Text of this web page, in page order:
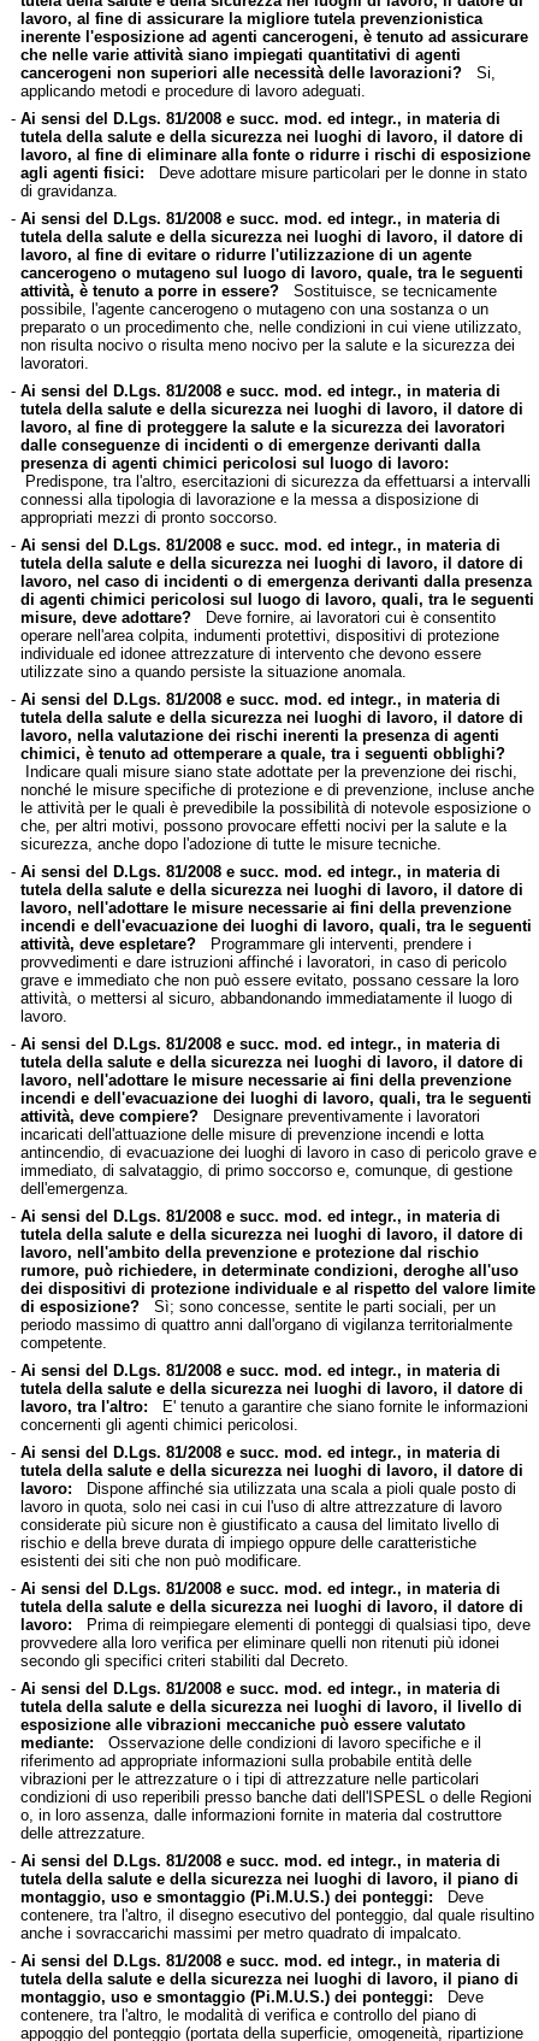
lavoro, al fine di assicurare la migliore tutela prevenzionistica
inerente l'esposizione ad agenti cancerogeni, è tenuto ad assicurare
che nelle varie attività siano impiegati quantitativi di agenti
cancerogeni non superiori alle necessità delle lavorazioni?Si,
applicando metodi e procedure di lavoro adeguati.
- Ai sensi del D.Lgs. 81/2008 e succ. mod. ed integr., in materia di
tutela della salute e della sicurezza nei luoghi di lavoro, il datore di
lavoro, al fine di eliminare alla fonte o ridurre i rischi di esposizione
agli agenti fisici: Deve adottare misure particolari per le donne in stato
di gravidanza.
- Ai sensi del D.Lgs. 81/2008 e succ. mod. ed integr., in materia di
tutela della salute e della sicurezza nei luoghi di lavoro, il datore di
lavoro, al fine di evitare o ridurre l'utilizzazione di un agente
cancerogeno o mutageno sul luogo di lavoro, quale, tra le seguenti
attività, è tenuto a porre in essere?Sostituisce, se tecnicamente
possibile, l'agente cancerogeno o mutageno con una sostanza o un
preparato o un procedimento che, nelle condizioni in cui viene utilizzato,
non risulta nocivo o risulta meno nocivo per la salute e la sicurezza dei
lavoratori.
- Ai sensi del D.Lgs. 81/2008 e succ. mod. ed integr., in materia di
tutela della salute e della sicurezza nei luoghi di lavoro, il datore di
lavoro, al fine di proteggere la salute e la sicurezza dei lavoratori
dalle conseguenze di incidenti o di emergenze derivanti dalla
presenza di agenti chimici pericolosi sul luogo di lavoro:
Predispone, tra l'altro, esercitazioni di sicurezza da effettuarsi a intervalli
connessi alla tipologia di lavorazione e la messa a disposizione di
appropriati mezzi di pronto soccorso.
- Ai sensi del D.Lgs. 81/2008 e succ. mod. ed integr., in materia di
tutela della salute e della sicurezza nei luoghi di lavoro, il datore di
lavoro, nel caso di incidenti o di emergenza derivanti dalla presenza
di agenti chimici pericolosi sul luogo di lavoro, quali, tra le seguenti
misure, deve adottare?Deve fornire, ai lavoratori cui è consentito
operare nell'area colpita, indumenti protettivi, dispositivi di protezione
individuale ed idonee attrezzature di intervento che devono essere
utilizzate sino a quando persiste la situazione anomala.
- Ai sensi del D.Lgs. 81/2008 e succ. mod. ed integr., in materia di
tutela della salute e della sicurezza nei luoghi di lavoro, il datore di
lavoro, nella valutazione dei rischi inerenti la presenza di agenti
chimici, è tenuto ad ottemperare a quale, tra i seguenti obblighi?
Indicare quali misure siano state adottate per la prevenzione dei rischi,
nonché le misure specifiche di protezione e di prevenzione, incluse anche
le attività per le quali è prevedibile la possibilità di notevole esposizione o
che, per altri motivi, possono provocare effetti nocivi per la salute e la
sicurezza, anche dopo l'adozione di tutte le misure tecniche.
- Ai sensi del D.Lgs. 81/2008 e succ. mod. ed integr., in materia di
tutela della salute e della sicurezza nei luoghi di lavoro, il datore di
lavoro, nell'adottare le misure necessarie ai fini della prevenzione
incendi e dell'evacuazione dei luoghi di lavoro, quali, tra le seguenti
attività, deve espletare?Programmare gli interventi, prendere i
provvedimenti e dare istruzioni affinché i lavoratori, in caso di pericolo
grave e immediato che non può essere evitato, possano cessare la loro
attività, o mettersi al sicuro, abbandonando immediatamente il luogo di
lavoro.
- Ai sensi del D.Lgs. 81/2008 e succ. mod. ed integr., in materia di
tutela della salute e della sicurezza nei luoghi di lavoro, il datore di
lavoro, nell'adottare le misure necessarie ai fini della prevenzione
incendi e dell'evacuazione dei luoghi di lavoro, quali, tra le seguenti
attività, deve compiere?Designare preventivamente i lavoratori
incaricati dell'attuazione delle misure di prevenzione incendi e lotta
antincendio, di evacuazione dei luoghi di lavoro in caso di pericolo grave e
immediato, di salvataggio, di primo soccorso e, comunque, di gestione
dell'emergenza.
- Ai sensi del D.Lgs. 81/2008 e succ. mod. ed integr., in materia di
tutela della salute e della sicurezza nei luoghi di lavoro, il datore di
lavoro, nell'ambito della prevenzione e protezione dal rischio
rumore, può richiedere, in determinate condizioni, deroghe all'uso
dei dispositivi di protezione individuale e al rispetto del valore limite
di esposizione?Sì; sono concesse, sentite le parti sociali, per un
periodo massimo di quattro anni dall'organo di vigilanza territorialmente
competente.
- Ai sensi del D.Lgs. 81/2008 e succ. mod. ed integr., in materia di
tutela della salute e della sicurezza nei luoghi di lavoro, il datore di
lavoro, tra l'altro: E' tenuto a garantire che siano fornite le informazioni
concernenti gli agenti chimici pericolosi.
- Ai sensi del D.Lgs. 81/2008 e succ. mod. ed integr., in materia di
tutela della salute e della sicurezza nei luoghi di lavoro, il datore di
lavoro: Dispone affinché sia utilizzata una scala a pioli quale posto di
lavoro in quota, solo nei casi in cui l'uso di altre attrezzature di lavoro
considerate più sicure non è giustificato a causa del limitato livello di
rischio e della breve durata di impiego oppure delle caratteristiche
esistenti dei siti che non può modificare.
- Ai sensi del D.Lgs. 81/2008 e succ. mod. ed integr., in materia di
tutela della salute e della sicurezza nei luoghi di lavoro, il datore di
lavoro: Prima di reimpiegare elementi di ponteggi di qualsiasi tipo, deve
provvedere alla loro verifica per eliminare quelli non ritenuti più idonei
secondo gli specifici criteri stabiliti dal Decreto.
- Ai sensi del D.Lgs. 81/2008 e succ. mod. ed integr., in materia di
tutela della salute e della sicurezza nei luoghi di lavoro, il livello di
esposizione alle vibrazioni meccaniche può essere valutato
mediante: Osservazione delle condizioni di lavoro specifiche e il
riferimento ad appropriate informazioni sulla probabile entità delle
vibrazioni per le attrezzature o i tipi di attrezzature nelle particolari
condizioni di uso reperibili presso banche dati dell'ISPESL o delle Regioni
o, in loro assenza, dalle informazioni fornite in materia dal costruttore
delle attrezzature.
- Ai sensi del D.Lgs. 81/2008 e succ. mod. ed integr., in materia di
tutela della salute e della sicurezza nei luoghi di lavoro, il piano di
montaggio, uso e smontaggio (Pi.M.U.S.) dei ponteggi: Deve
contenere, tra l'altro, il disegno esecutivo del ponteggio, dal quale risultino
anche i sovraccarichi massimi per metro quadrato di impalcato.
- Ai sensi del D.Lgs. 81/2008 e succ. mod. ed integr., in materia di
tutela della salute e della sicurezza nei luoghi di lavoro, il piano di
montaggio, uso e smontaggio (Pi.M.U.S.) dei ponteggi: Deve
contenere, tra l'altro, le modalità di verifica e controllo del piano di
appoggio del ponteggio (portata della superficie, omogeneità, ripartizione